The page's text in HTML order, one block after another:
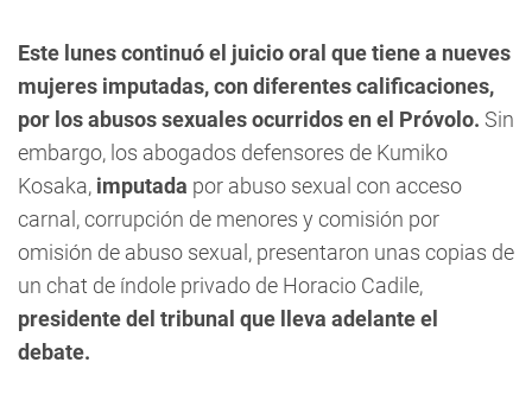
Este lunes continuó el juicio oral que tiene a nueves
mujeres imputadas, con diferentes calificaciones,
por los abusos sexuales ocurridos en el Próvolo. Sin
embargo, los abogados defensores de Kumiko
Kosaka, imputada por abuso sexual con acceso
carnal, corrupción de menores y comisión por
omisión de abuso sexual, presentaron unas copias de
un chat de índole privado de Horacio Cadile,
presidente del tribunal que lleva adelante el
debate.